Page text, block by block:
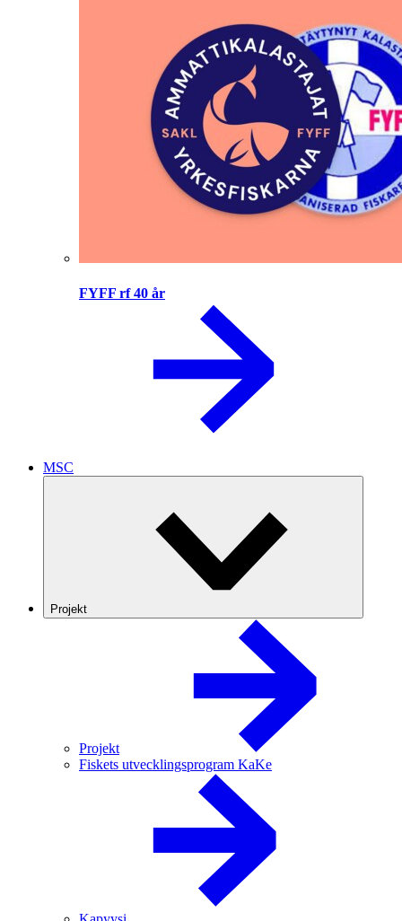
FYFF rf 40 år
MSC
Projekt
Projekt
Fiskets utvecklingsprogram KaKe